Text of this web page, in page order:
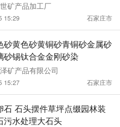
矿产品加工厂
15:29 石家庄市
砂黄色砂黄铜砂青铜砂金属砂
砂锡钛合金金刚砂染
矿产品有限公司
15:27 石家庄市
石 石头摆件草坪点缀园林装
污水处理大石头